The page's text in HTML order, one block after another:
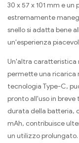
30 x 57 x 101 mm e
estremamente
snello si adatta bene
un'esperienza
Un'altra caratteristica
permette una ricarica
tecnologia Type-C,
pronto all'uso in
durata della batteria,
mAh, contribuisce
un utilizzo prolungato.